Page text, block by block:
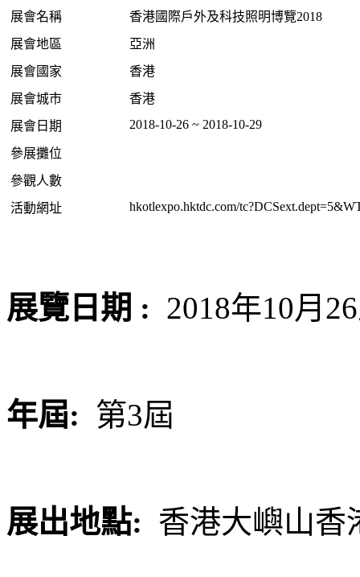
展會名稱
香港國際戶外及科技照明博覽2018
展會地區
亞洲
展會國家
香港
展會城市
香港
展會日期
2018-10-26 ~ 2018-10-29
參展攤位
參觀人數
活動網址
hkotlexpo.hktdc.com/
展覽日期 : 2018年10月 26
年屆: 第3屆
展出地點: 香港大嶼山香